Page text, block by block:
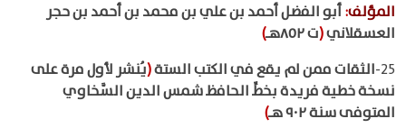
المؤلف:أبو الفضل أحمد بن علي بن محمد بن أحمد بن حجر
العسقلاني(ت ٨٥٢هـ
)
25- الثقات ممن لم يقع في الكتب الستة(يُنشر لأول مرة على
نسخة خطية فريدة بخطِّ الحافظ شمس الدين السَّخاوي
المتوفى سنة ٩٠٢ هـ
)